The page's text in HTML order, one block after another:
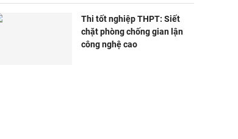
Thi tốt nghiệp THPT: Siết
chặt phòng chống gian lận
công nghệ cao